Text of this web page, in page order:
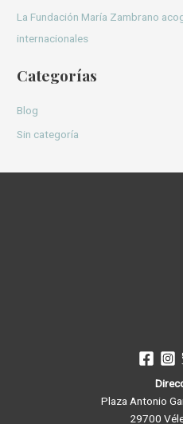
La Fundación María Zambrano
internacionales
Categorías
Blog
Sin categoría
Plaza Antonio
29700